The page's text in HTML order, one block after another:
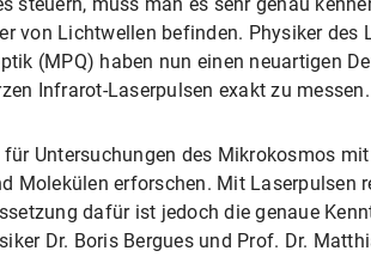
von Lichtwellen befinden. Physiker
(MPQ) haben nun einen neuartigen
Infrarot-Laserpulsen exakt zu messen.
Untersuchungen des Mikrokosmos
Molekülen erforschen. Mit Laserpulsen
dafür ist jedoch die genaue
Dr. Boris Bergues und Prof. Dr.